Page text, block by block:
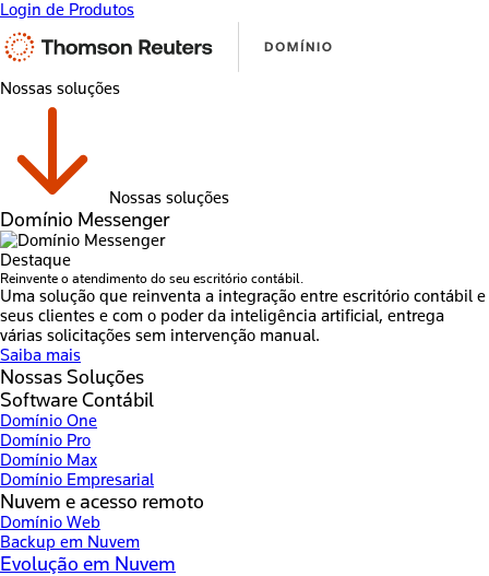
Login de Produtos
Nossas soluções
Nossas soluções
Domínio Messenger
Destaque
Reinvente o atendimento do seu escritório contábil.
Uma solução que reinventa a integração entre escritório contábil e
seus clientes e com o poder da inteligência artificial, entrega
várias solicitações sem intervenção manual.
Saiba mais
Nossas Soluções
Software Contábil
Domínio One
Domínio Pro
Domínio Max
Domínio Empresarial
Nuvem e acesso remoto
Domínio Web
Backup em Nuvem
Evolução em Nuvem